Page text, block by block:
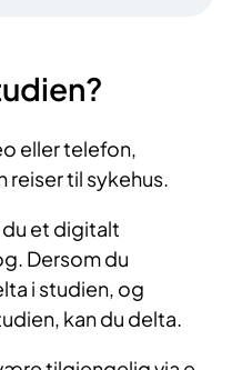
eller telefon,
til sykehus.
du et digitalt
Dersom du
i studien, og
kan du delta.